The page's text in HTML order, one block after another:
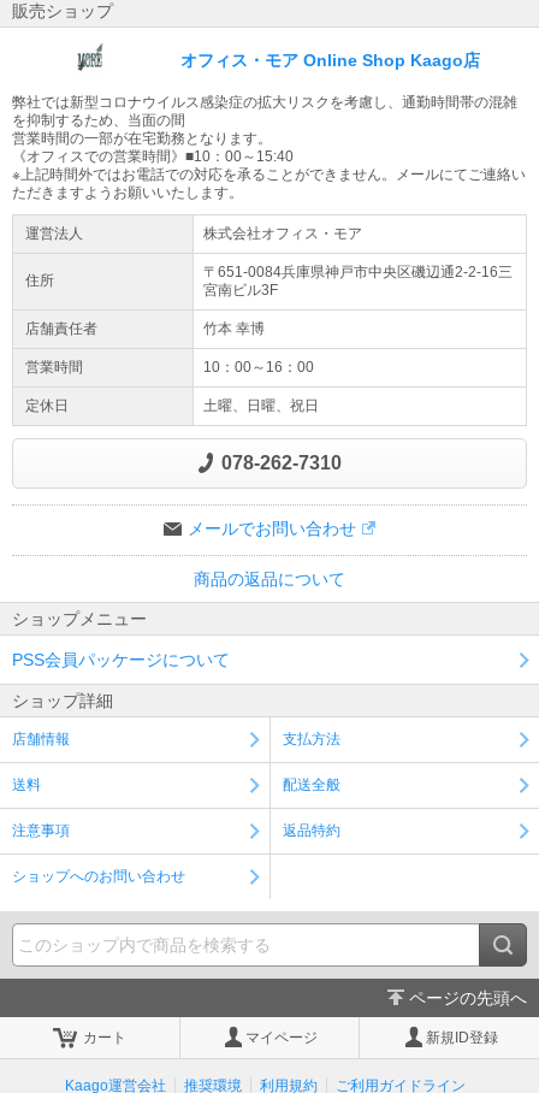
販売ショップ
オフィス・モア Online Shop Kaago店
弊社では新型コロナウイルス感染症の拡大リスクを考慮し、通勤時間帯の混雑
を抑制するため、当面の間
営業時間の一部が在宅勤務となります。
《オフィスでの営業時間》■10：00～15:40
※上記時間外ではお電話での対応を承ることができません。メールにてご連絡い
ただきますようお願いいたします。
運営法人 株式会社オフィス・モア
住所 〒651-0084兵庫県神戸市中央区磯辺通2-2-16三
宮南ビル3F
店舗責任者 竹本 幸博
営業時間 10：00～16：00
定休日 土曜、日曜、祝日
078-262-7310
メールでお問い合わせ
商品の返品について
ショップメニュー
PSS会員パッケージについて
ショップ詳細
店舗情報 支払方法
送料 配送全般
注意事項 返品特約
ショップへのお問い合わせ
ページの先頭へ
カート マイページ 新規ID登録
Kaago運営会社 推奨環境 利用規約 ご利用ガイドライン